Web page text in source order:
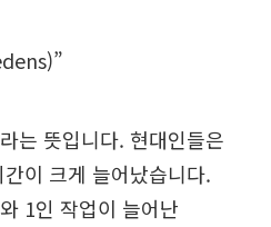
는 뜻입니다. 현대인들은
이 크게 늘어났습니다.
1인 작업이 늘어난